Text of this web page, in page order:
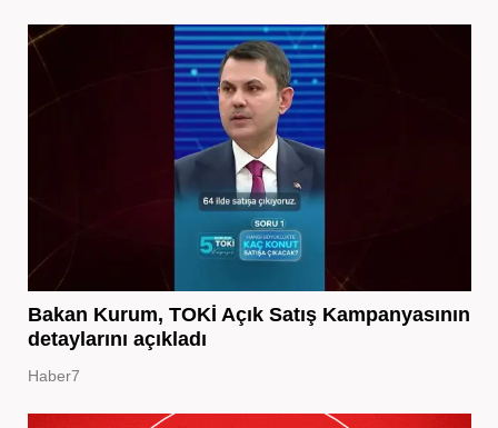
Bakan Kurum, TOKİ Açık Satış Kampanyasının
detaylarını açıkladı
Haber7